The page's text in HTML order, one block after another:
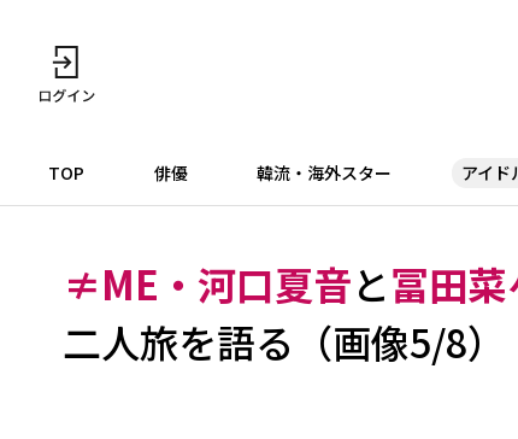
TOP 俳優 韓流・海外スター アイド
≠ME・河口夏音と冨田
二人旅を語る（画像5/8）